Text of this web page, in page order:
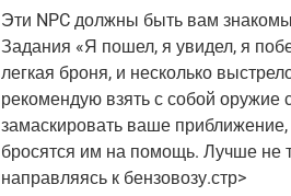
Эти NPC должны быть вам
Задания «Я пошел, я увидел, я
легкая броня, и несколько
рекомендую взять с собой
замаскировать ваше приближение,
бросятся им на помощь. Лучше не
направляясь к бензовозу.стр>